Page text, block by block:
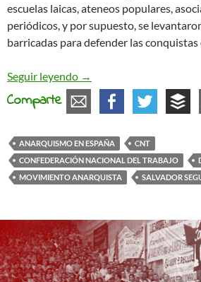
escuelas laicas, ateneos populares,
periódicos, y por supuesto, se
barricadas para defender las conquistas
Seguir leyendo Salvador Seguí. El
→
Comparte
ANARQUISMO EN ESPAÑA
CNT
CONFEDERACIÓN NACIONAL DEL TRABAJO
MOVIMIENTO ANARQUISTA
SALVADOR